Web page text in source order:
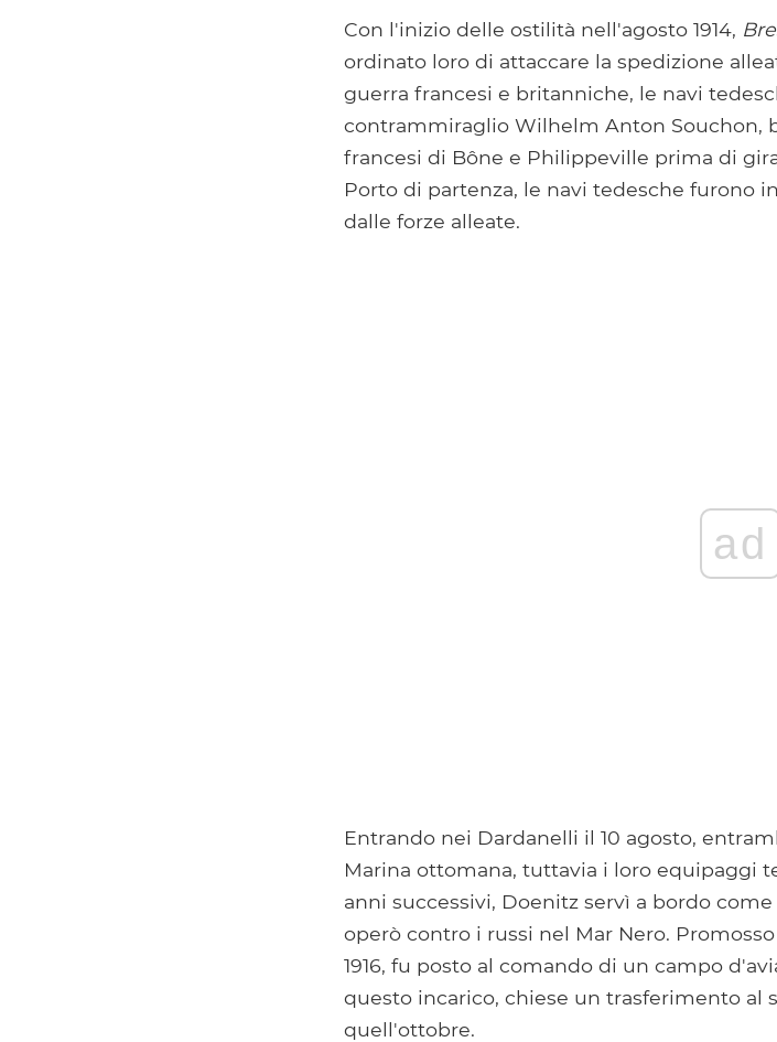
Con l'inizio delle ostilità nell'agosto 1914,
ordinato loro di attaccare la spedizione
guerra francesi e britanniche, le navi
contrammiraglio Wilhelm Anton Souchon,
francesi di Bône e Philippeville prima di
Porto di partenza, le navi tedesche furono
dalle forze alleate.
ad
Entrando nei Dardanelli il 10 agosto,
Marina ottomana, tuttavia i loro equipaggi
anni successivi, Doenitz servì a bordo
operò contro i russi nel Mar Nero.
1916, fu posto al comando di un campo
questo incarico, chiese un trasferimento al
quell'ottobre.